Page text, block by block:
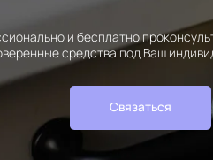
и бесплатно
средства под Ваш
Связаться